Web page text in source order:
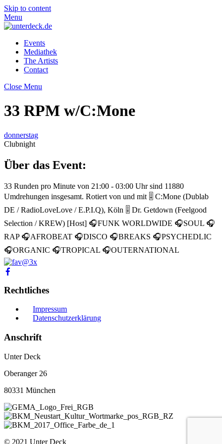
Skip to content
Menu
Events
Mediathek
The Artists
Contact
Close Menu
33 RPM w/C:Mone
donnerstag
Clubnight
Über das Event:
33 Runden pro Minute von 21:00 - 03:00 Uhr sind 11880
Umdrehungen insgesamt. Rotiert von und mit 🎚️ C:Mone (Dublab
DE / RadioLoveLove / E.P.I.Q), Köln 🎚️ Dr. Getdown (Feelgood
Selection / KREW) [Host] 🎧FUNK WORLDWIDE 🎧SOUL 🎧
RAP 🎧AFROBEAT 🎧DISCO 🎧BREAKS 🎧PSYCHEDLIC
🎧ORGANIC 🎧TROPICAL 🎧OUTERNATIONAL
Rechtliches
Impressum
Datenschutzerklärung
Anschrift
Unter Deck
Oberanger 26
80331 München
© 2021 Unter Deck